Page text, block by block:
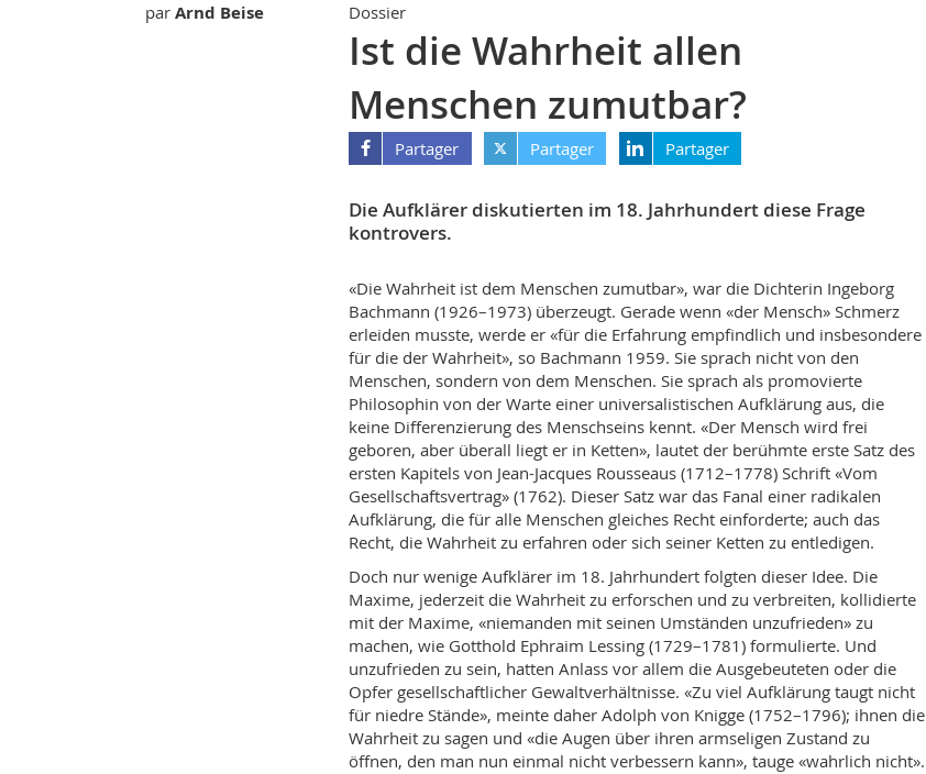
par Arnd Beise Dossier
Ist die Wahrheit allen
Menschen zumutbar?
Partager Partager Partager
Die Aufklärer diskutierten im 18. Jahrhundert diese Frage
kontrovers.
«Die Wahrheit ist dem Menschen zumutbar», war die Dichterin Ingeborg
Bachmann (1926–1973) überzeugt. Gerade wenn «der Mensch» Schmerz
erleiden musste, werde er «für die Erfahrung empfindlich und insbesondere
für die der Wahrheit», so Bachmann 1959. Sie sprach nicht von den
Menschen, sondern von dem Menschen. Sie sprach als promovierte
Philosophin von der Warte einer universalistischen Aufklärung aus, die
keine Differenzierung des Menschseins kennt. «Der Mensch wird frei
geboren, aber überall liegt er in Ketten», lautet der berühmte erste Satz des
ersten Kapitels von Jean-Jacques Rousseaus (1712–1778) Schrift «Vom
Gesellschaftsvertrag» (1762). Dieser Satz war das Fanal einer radikalen
Aufklärung, die für alle Menschen gleiches Recht einforderte; auch das
Recht, die Wahrheit zu erfahren oder sich seiner Ketten zu entledigen.
Doch nur wenige Aufklärer im 18. Jahrhundert folgten dieser Idee. Die
Maxime, jederzeit die Wahrheit zu erforschen und zu verbreiten, kollidierte
mit der Maxime, «niemanden mit seinen Umständen unzufrieden» zu
machen, wie Gotthold Ephraim Lessing (1729–1781) formulierte. Und
unzufrieden zu sein, hatten Anlass vor allem die Ausgebeuteten oder die
Opfer gesellschaftlicher Gewaltverhältnisse. «Zu viel Aufklärung taugt nicht
für niedre Stände», meinte daher Adolph von Knigge (1752–1796); ihnen die
Wahrheit zu sagen und «die Augen über ihren armseligen Zustand zu
öffnen, den man nun einmal nicht verbessern kann», tauge «wahrlich nicht».